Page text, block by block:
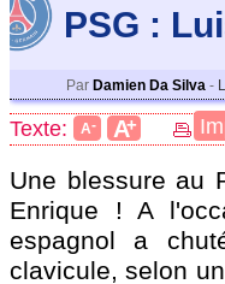
PSG :
Par Damien Da Silva -
Texte: A- A+
Une blessure au
Enrique ! A
espagnol a
clavicule, selon